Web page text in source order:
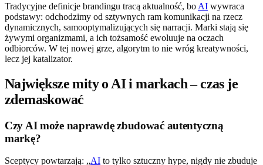
Tradycyjne definicje brandingu tracą aktualność, bo AI wywraca
podstawy: odchodzimy od sztywnych ram komunikacji na rzecz
dynamicznych, samooptymalizujących się narracji. Marki stają się
żywymi organizmami, a ich tożsamość ewoluuje na oczach
odbiorców. W tej nowej grze, algorytm to nie wróg kreatywności,
lecz jej katalizator.
Największe mity o AI i markach – czas je
zdemaskować
Czy AI może naprawdę zbudować autentyczną
markę?
Sceptycy powtarzają: „AI to tylko sztuczny hype, nigdy nie zbuduje